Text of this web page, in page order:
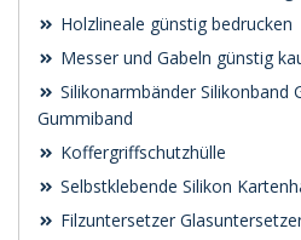
Holzlineale günstig bedrucken
Messer und Gabeln günstig
Silikonarmbänder Silikonband
Gummiband
Koffergriffschutzhülle
Selbstklebende Silikon
Filzuntersetzer